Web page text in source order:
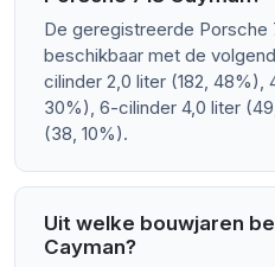
De geregistreerde Porsche
beschikbaar met de
cilinder 2,0 liter (182, 48%),
30%), 6-cilinder 4,0 liter
(38, 10%).
Uit welke bouwjaren
Cayman?